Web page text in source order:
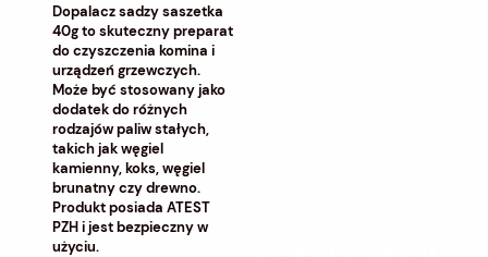
Dopalacz sadzy saszetka
40g to skuteczny preparat
do czyszczenia komina i
urządzeń grzewczych.
Może być stosowany jako
dodatek do różnych
rodzajów paliw stałych,
takich jak węgiel
kamienny, koks, węgiel
brunatny czy drewno.
Produkt posiada ATEST
PZH i jest bezpieczny w
użyciu.